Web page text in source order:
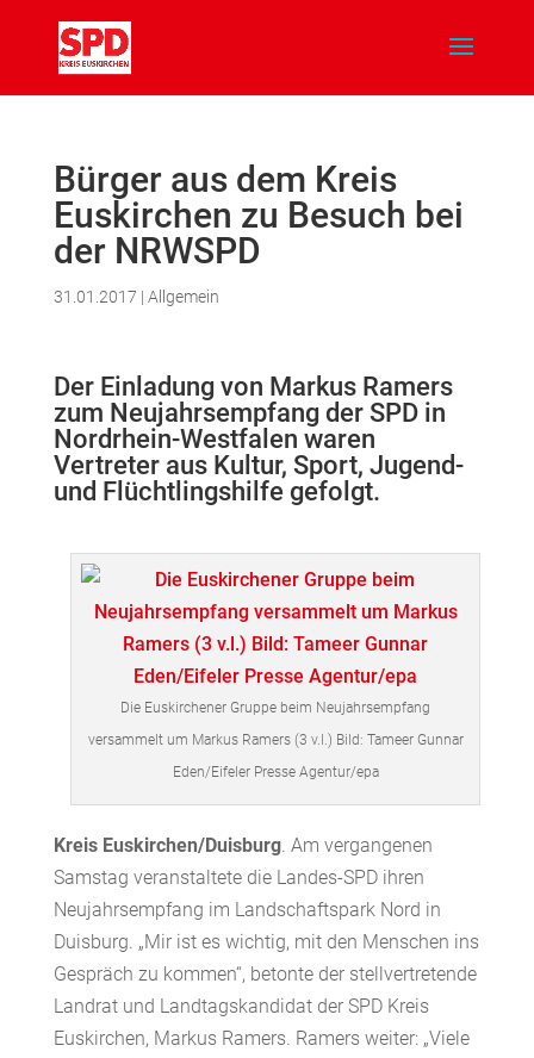
Bürger aus dem Kreis
Euskirchen zu Besuch bei
der NRWSPD
31.01.2017 | Allgemein
Der Einladung von Markus Ramers
zum Neujahrsempfang der SPD in
Nordrhein-Westfalen waren
Vertreter aus Kultur, Sport, Jugend-
und Flüchtlingshilfe gefolgt.
Die Euskirchener Gruppe beim Neujahrsempfang
versammelt um Markus Ramers (3 v.l.) Bild: Tameer Gunnar
Eden/Eifeler Presse Agentur/epa
Kreis Euskirchen/Duisburg. Am vergangenen
Samstag veranstaltete die Landes-SPD ihren
Neujahrsempfang im Landschaftspark Nord in
Duisburg. „Mir ist es wichtig, mit den Menschen ins
Gespräch zu kommen“, betonte der stellvertretende
Landrat und Landtagskandidat der SPD Kreis
Euskirchen, Markus Ramers. Ramers weiter: „Viele